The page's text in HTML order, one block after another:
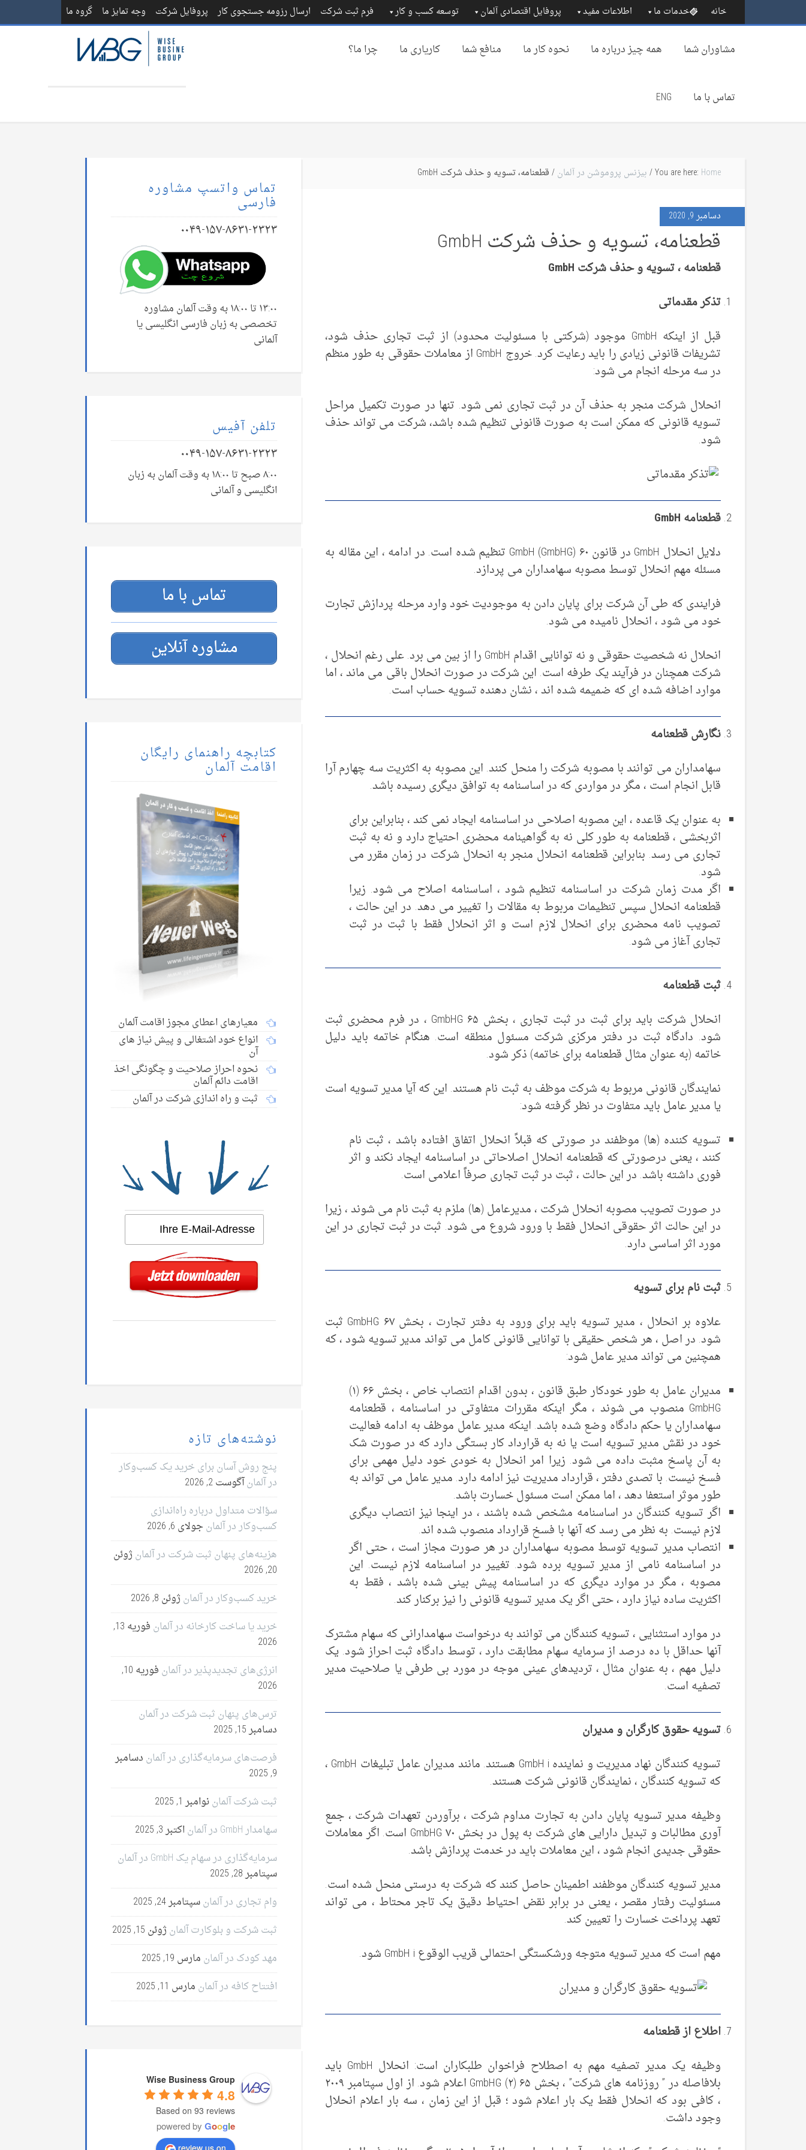
خانه خدمات ما اطلاعات مفید پروفایل اقتصادی آلمان توسعه کسب و کار فرم ثبت شرکت ارسال رزومه جستجوی کار پروفایل شرکت وجه تمایز ما گروه ما
مشاوران شما همه چیز درباره‌ ما نحوه کار ما منافع شما کاریاری ما چرا ما؟
تماس با ما ENG
You are here: Home
/بیزنس پروموشن در آلمان/ قطعنامه، تسویه و حذف شرکت GmbH
دسامبر 9, 2020
قطعنامه، تسویه و حذف شرکت GmbH
قطعنامه ، تسویه و حذف شرکت GmbH
تذکر مقدماتی
قبل از اینکه GmbH موجود (شرکتی با مسئولیت محدود) از ثبت تجاری حذف شود،
تشریفات قانونی زیادی را باید رعایت کرد. خروج GmbH از معاملات حقوقی به طور منظم
در سه مرحله انجام می شود:
انحلال شرکت منجر به حذف آن در ثبت تجاری نمی شود. تنها در صورت تکمیل مراحل
تسویه قانونی که ممکن است به صورت قانونی تنظیم شده باشد، شرکت می تواند حذف
شود.
قطعنامه GmbH
دلایل انحلال GmbH در قانون ۶۰ GmbH (GmbHG) تنظیم شده است. در ادامه ، این مقاله به
مسئله مهم انحلال توسط مصوبه سهامداران می پردازد.
فرایندی که طی آن شرکت برای پایان دادن به موجودیت خود وارد مرحله پردازش تجارت
خود می شود ، انحلال نامیده می شود.
انحلال نه شخصیت حقوقی و نه توانایی اقدام GmbH را از بین می برد. علی رغم انحلال ،
شرکت همچنان در فرآیند یک طرفه است. این شرکت در صورت انحلال باقی می ماند ، اما
موارد اضافه شده ای که ضمیمه شده اند ، نشان دهنده تسویه حساب است.
نگارش قطعنامه
سهامداران می توانند با مصوبه شرکت را منحل کنند. این مصوبه به اکثریت سه چهارم آرا
قابل انجام است ، مگر در مواردی که در اساسنامه به توافق دیگری رسیده باشد.
به عنوان یک قاعده ، این مصوبه اصلاحی در اساسنامه ایجاد نمی کند ، بنابراین برای
اثربخشی ، قطعنامه به طور کلی نه به گواهینامه محضری احتیاج دارد و نه به ثبت
تجاری می رسد. بنابراین قطعنامه انحلال منجر به انحلال شرکت در زمان مقرر می
شود.
اگر مدت زمان شرکت در اساسنامه تنظیم شود ، اساسنامه اصلاح می شود. زیرا
قطعنامه انحلال سپس تنظیمات مربوط به مقالات را تغییر می دهد. در این حالت ،
تصویب نامه محضری برای انحلال لازم است و اثر انحلال فقط با ثبت در ثبت
تجاری آغاز می شود.
ثبت قطعنامه
انحلال شرکت باید برای ثبت در ثبت تجاری ، بخش ۶۵ GmbHG ، در فرم محضری ثبت
شود. دادگاه ثبت در دفتر مرکزی شرکت مسئول منطقه است. هنگام خاتمه باید دلیل
خاتمه (به عنوان مثال قطعنامه برای خاتمه) ذکر شود.
نمایندگان قانونی مربوط به شرکت موظف به ثبت نام هستند. این که آیا مدیر تسویه است
یا مدیر عامل باید متفاوت در نظر گرفته شود:
تسویه کننده (ها) موظفند در صورتی که قبلاً انحلال اتفاق افتاده باشد ، ثبت نام
کنند ، یعنی درصورتی که قطعنامه انحلال اصلاحاتی در اساسنامه ایجاد نکند و اثر
فوری داشته باشد. در این حالت ، ثبت در ثبت تجاری صرفاً اعلامی است.
در صورت تصویب مصوبه انحلال شرکت ، مدیرعامل (ها) ملزم به ثبت نام می شوند ، زیرا
در این حالت اثر حقوقی انحلال فقط با ورود شروع می شود. ثبت در ثبت تجاری در این
مورد اثر اساسی دارد.
ثبت نام برای تسویه
علاوه بر انحلال ، مدیر تسویه باید برای ورود به دفتر تجارت ، بخش ۶۷ GmbHG ثبت
شود. در اصل ، هر شخص حقیقی با توانایی قانونی کامل می تواند مدیر تسویه شود ، که
همچنین می تواند مدیر عامل شود:
مدیران عامل به طور خودکار طبق قانون ، بدون اقدام انتصاب خاص ، بخش ۶۶ (۱)
GmbHG منصوب می شوند ، مگر اینکه مقررات متفاوتی در اساسنامه ، قطعنامه
سهامداران یا حکم دادگاه وضع شده باشد. اینکه مدیر عامل موظف به ادامه فعالیت
خود در نقش مدیر تسویه است یا نه به قرارداد کار بستگی دارد که در صورت شک
به آن پاسخ مثبت داده می شود. زیرا امر انحلال به خودی خود دلیل مهمی برای
فسخ نیست. با تصدی دفتر ، قرارداد مدیریت نیز ادامه دارد. مدیر عامل می تواند به
طور موثر استعفا دهد ، اما ممکن است مسئول خسارت باشد.
اگر تسویه کنندگان در اساسنامه مشخص شده باشند ، در اینجا نیز انتصاب دیگری
لازم نیست. به نظر می رسد که آنها با فسخ قرارداد منصوب شده اند.
انتصاب مدیر تسویه توسط مصوبه سهامداران در هر صورت مجاز است ، حتی اگر
در اساسنامه نامی از مدیر تسویه برده شود. تغییر در اساسنامه لازم نیست. این
مصوبه ، مگر در موارد دیگری که در اساسنامه پیش بینی شده باشد ، فقط به
اکثریت ساده نیاز دارد ، حتی اگر یک مدیر تسویه قانونی را نیز برکنار کند.
در موارد استثنایی ، تسویه کنندگان می توانند به درخواست سهامدارانی که سهام مشترک
آنها حداقل با ده درصد از سرمایه سهام مطابقت دارد ، توسط دادگاه ثبت احراز شود. یک
دلیل مهم ، به عنوان مثال ، تردیدهای عینی موجه در مورد بی طرفی یا صلاحیت مدیر
تصفیه است.
تسویه حقوق کارگران و مدیران
تسویه کنندگان نهاد مدیریت و نماینده GmbH i هستند. مانند مدیران عامل تبلیغات GmbH ،
که تسویه کنندگان ، نمایندگان قانونی شرکت هستند.
وظیفه مدیر تسویه پایان دادن به تجارت مداوم شرکت ، برآوردن تعهدات شرکت ، جمع
آوری مطالبات و تبدیل دارایی های شرکت به پول در بخش ۷۰ GmbHG است. اگر معاملات
حقوقی جدیدی انجام شود ، این معاملات باید در خدمت پردازش باشد.
مدیر تسویه کنندگان موظفند اطمینان حاصل کنند که شرکت به درستی منحل شده است.
مسئولیت رفتار مقصر ، یعنی در برابر نقض احتیاط دقیق یک تاجر محتاط ، می تواند
تعهد پرداخت خسارت را تعیین کند.
مهم است که مدیر تسویه متوجه ورشکستگی احتمالی قریب الوقوع GmbH i شود.
اطلاع از قطعنامه
وظیفه یک مدیر تصفیه مهم به اصطلاح فراخوان طلبکاران است: انحلال GmbH باید
بلافاصله در ” روزنامه های شرکت” ، بخش ۶۵ (۲) GmbHG اعلام شود. از اول سپتامبر ۲۰۰۹
، کافی بود که انحلال فقط یک بار اعلام شود ؛ قبل از این زمان ، سه بار اعلام انحلال
وجود داشت.
تماس واتسپ مشاوره
فارسی
۰۰۴۹-۱۵۷-۸۶۳۱-۲۳۲۳
۱۳:۰۰ تا ۱۸:۰۰ به وقت آلمان مشاوره
تخصصی به زبان فارسی انگلیسی یا
آلمانی
تلفن آفیس
۰۰۴۹-۱۵۷-۸۶۳۱-۲۳۲۳
۸:۰۰ صبح تا ۱۸:۰۰ به وقت آلمان به زبان
انگلیسی و آلمانی
تماس با ما
مشاوره آنلاین
کتابچه راهنمای رایگان
اقامت آلمان
معیارهای اعطای مجوز اقامت آلمان
انواع خود اشتغالی و پیش نیاز های
آن
نحوه احراز صلاحیت و چگونگی اخذ
اقامت دائم آلمان
ثبت و راه اندازی شرکت در آلمان
نوشته‌های تازه
پنج روش آسان برای خرید یک کسب‌وکار
در آلمانآگوست 2, 2026
سؤالات متداول درباره راه‌اندازی
کسب‌وکار در آلمان جولای 6, 2026
هزینه‌های پنهان ثبت شرکت در آلمان ژوئن
20, 2026
خرید کسب‌وکار در آلمان ژوئن 8, 2026
خرید یا ساخت کارخانه در آلمان
فوریه 13,
2026
انرژی‌های تجدیدپذیر در آلمان
فوریه 10,
2026
ترس‌های پنهان ثبت شرکت در آلمان
دسامبر 15, 2025
فرصت‌های سرمایه‌گذاری در آلمان دسامبر
9, 2025
ثبت شرکت آلماننوامبر 1, 2025
سهامدار GmbH در آلمان
اکتبر 3, 2025
سرمایه‌گذاری در سهام یک GmbH در آلمان
سپتامبر 28, 2025
وام تجاری در آلمانسپتامبر 24, 2025
ثبت شرکت و بلوکارت آلمان ژوئن 15, 2025
مهد کودک در آلمان مارس 19, 2025
افتتاح کافه در آلمان مارس 11, 2025
Wise Business Group
4.8
Based on 93 reviews
powered by Google